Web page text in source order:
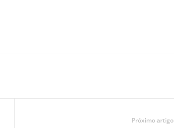
Próximo artigo